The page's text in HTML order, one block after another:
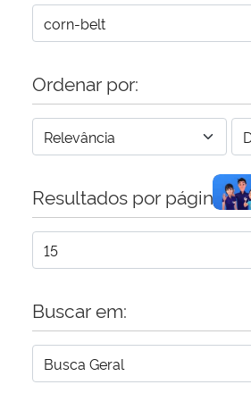
Secretaria de Governo
Gabinete de Segurança Institucional
Advocacia-Geral da União
Planalto
Ordenar por:
Resultados por página:
Buscar em: